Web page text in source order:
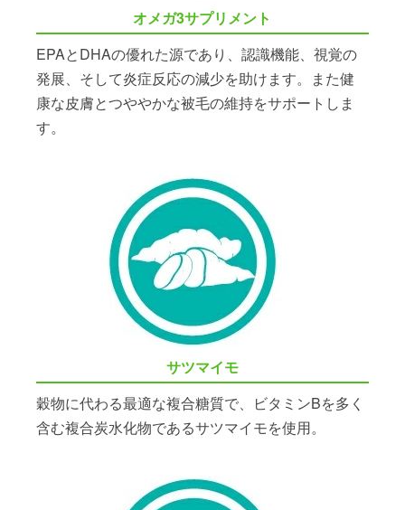
オメガ3サプリメント
EPAとDHAの優れた源であり、認識機能、視覚の
発展、そして炎症反応の減少を助けます。また健
康な皮膚とつややかな被毛の維持をサポートしま
す。
サツマイモ
穀物に代わる最適な複合糖質で、ビタミンBを多く
含む複合炭水化物であるサツマイモを使用。